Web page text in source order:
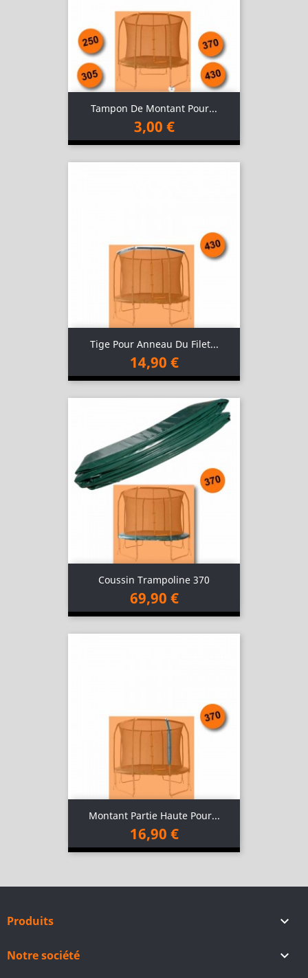
Tampon De Montant Pour...
3,00 €
Tige Pour Anneau Du Filet...
14,90 €
Coussin Trampoline 370
69,90 €
Montant Partie Haute Pour...
16,90 €
Produits 
Notre société 